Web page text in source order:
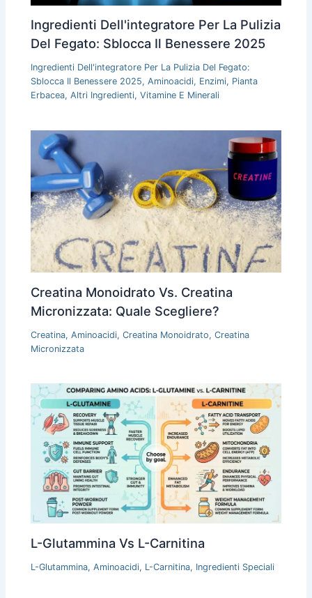
Ingredienti Dell'integratore Per La Pulizia
Del Fegato: Sblocca Il Benessere 2025
Ingredienti Dell'integratore Per La Pulizia Del Fegato:
Sblocca Il Benessere 2025,Aminoacidi, Enzimi, Pianta
Erbacea,Altri Ingredienti,Vitamine E Minerali
Creatina Monoidrato Vs. Creatina
Micronizzata: Quale Scegliere?
Creatina,Aminoacidi,Creatina Monoidrato,Creatina
Micronizzata
L-Glutammina Vs L-Carnitina
L-Glutammina,Aminoacidi, L-Carnitina, Ingredienti Speciali